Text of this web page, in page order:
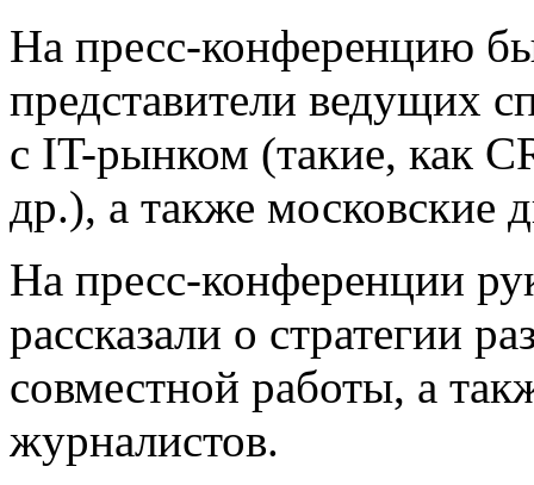
На пресс-конференцию
представители ведущих
с IT-рынком (такие, как
др.), а также московские
На пресс-конференции
рассказали о стратегии
совместной работы, а
журналистов.